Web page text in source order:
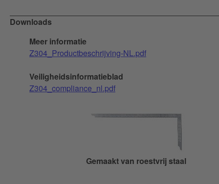
Downloads
Meer informatie
Z304_Productbeschrijving-NL.pdf
Veiligheidsinformatieblad
Z304_compliance_nl.pdf
Gemaakt van roestvrij staal